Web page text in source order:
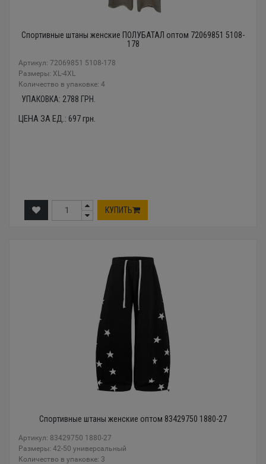
Спортивные штаны женские ПОЛУБАТАЛ оптом 72069851 5108-
178
Артикул: 72069851 5108-178
Размеры: XL-4XL
Количество в упаковке: 4
УПАКОВКА: 2788 ГРН.
ЦЕНА ЗА ЕД.: 697грн.
КУПИТЬ
Спортивные штаны женские оптом 83429750 1880-27
Артикул: 83429750 1880-27
Размеры: 42-50 универсальный
Количество в упаковке: 3